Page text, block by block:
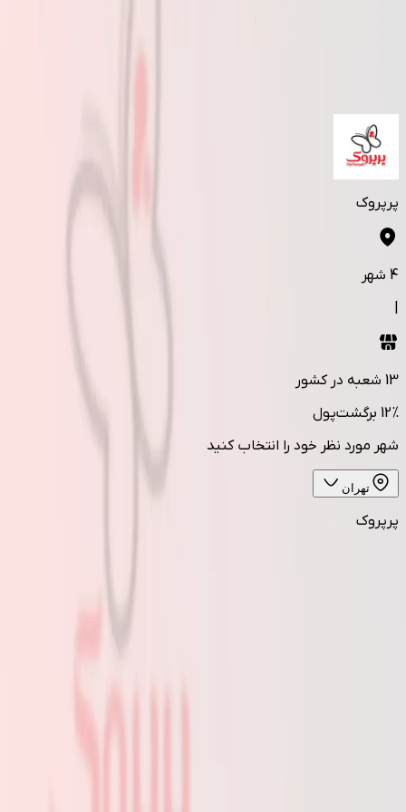
پرپروک
4 شهر
13 شعبه در کشور
12% برگشت‌پول
شهر مورد نظر خود را انتخاب کنید
تهران
پرپروک